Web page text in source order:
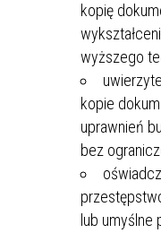
kopię
wyższego
kopie
uprawnień
bez
lub